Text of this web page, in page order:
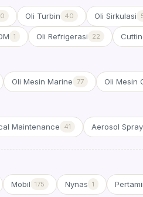
Oli Turbin 40 Oli Sirkulasi
1 Oli Refrigerasi 22
Oli Mesin Marine 77 Oli Mesin
Maintenance 41 Aerosol Spray
Mobil 175 Nynas 1